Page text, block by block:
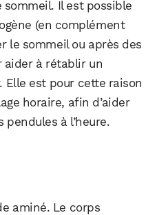
Il est possible
(en complément
le sommeil ou après des
aider à rétablir un
est pour cette raison
horaire, afin d’aider
à l’heure.
aminé. Le corps